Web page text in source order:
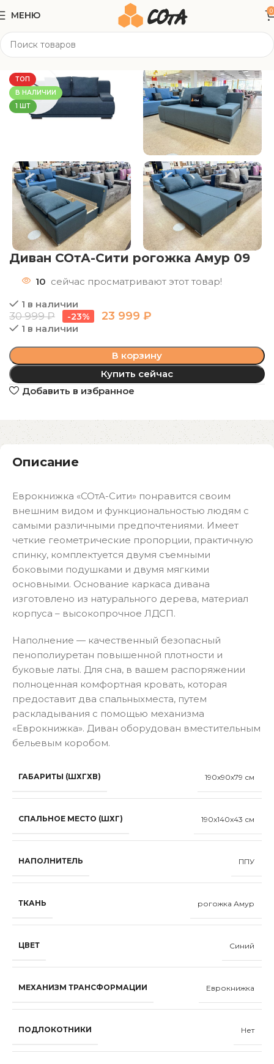
МЕНЮ 0
Мягкая мебель
ТОП
В НАЛИЧИИ
1 ШТ
Диван СОтА-Сити рогожка Амур 09
10 сейчас просматривают этот товар!
1 в наличии
30 999₽ -23% 23 999₽
1 в наличии
В корзину
Купить сейчас
Добавить в избранное
Описание
Еврокнижка «СОтА-Сити» понравится своим
внешним видом и функциональностью людям с
самыми различными предпочтениями. Имеет
четкие геометрические пропорции, практичную
спинку, комплектуется двумя съемными
боковыми подушками и двумя мягкими
основными. Основание каркаса дивана
изготовлено из натурального дерева, материал
корпуса – высокопрочное ЛДСП.
Наполнение — качественный безопасный
пенополиуретан повышенной плотности и
буковые латы. Для сна, в вашем распоряжении
полноценная комфортная кровать, которая
предоставит два спальныxместа, путем
раскладывания с помощью механизма
«Еврокнижка». Диван оборудован вместительным
бельевым коробом.
ГАБАРИТЫ (ШХГХВ) 190x90x79 см
СПАЛЬНОЕ МЕСТО (ШХГ) 190x140x43 см
НАПОЛНИТЕЛЬ ППУ
ТКАНЬ рогожка Амур
ЦВЕТ Синий
МЕХАНИЗМ ТРАНСФОРМАЦИИ Еврокнижка
ПОДЛОКОТНИКИ Нет